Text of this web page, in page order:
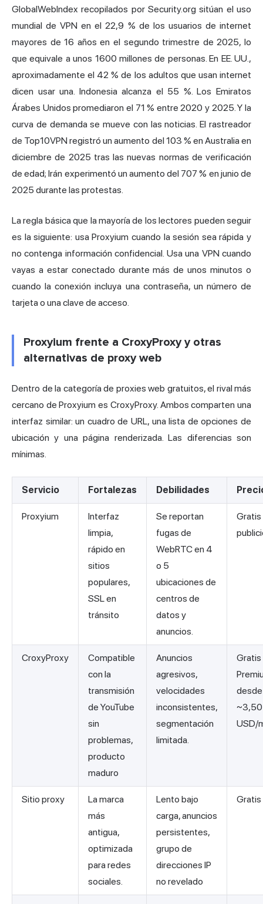
GlobalWebIndex recopilados por Security.org sitúan el uso
mundial de VPN en el 22,9 % de los usuarios de internet
mayores de 16 años en el segundo trimestre de 2025, lo
que equivale a unos 1600 millones de personas. En EE. UU.,
aproximadamente el 42 % de los adultos que usan internet
dicen usar una. Indonesia alcanza el 55 %. Los Emiratos
Árabes Unidos promediaron el 71 % entre 2020 y 2025. Y la
curva de demanda se mueve con las noticias. El rastreador
de Top10VPN registró un aumento del 103 % en Australia en
diciembre de 2025 tras las nuevas normas de verificación
de edad; Irán experimentó un aumento del 707 % en junio de
2025 durante las protestas.
La regla básica que la mayoría de los lectores pueden seguir
es la siguiente: usa Proxyium cuando la sesión sea rápida y
no contenga información confidencial. Usa una VPN cuando
vayas a estar conectado durante más de unos minutos o
cuando la conexión incluya una contraseña, un número de
tarjeta o una clave de acceso.
Proxyium frente a CroxyProxy y otras
alternativas de proxy web
Dentro de la categoría de proxies web gratuitos, el rival más
cercano de Proxyium es CroxyProxy. Ambos comparten una
interfaz similar: un cuadro de URL, una lista de opciones de
ubicación y una página renderizada. Las diferencias son
mínimas.
Servicio Fortalezas Debilidades
Proxyium
Interfaz
limpia,
rápido en
sitios
populares,
SSL en
tránsito
Se reportan
fugas de
WebRTC en 4
o 5
ubicaciones de
centros de
datos y
anuncios.
Gratis
CroxyProxy
Compatible
con la
transmisión
de YouTube
sin
problemas,
producto
maduro
Anuncios
agresivos,
velocidades
inconsistentes,
segmentación
limitada.
Gratis
desde
~3,50
USD/
Sitio proxy
La marca
más
antigua,
optimizada
para redes
sociales.
Lento bajo
carga, anuncios
persistentes,
grupo de
direcciones IP
no revelado
Gratis